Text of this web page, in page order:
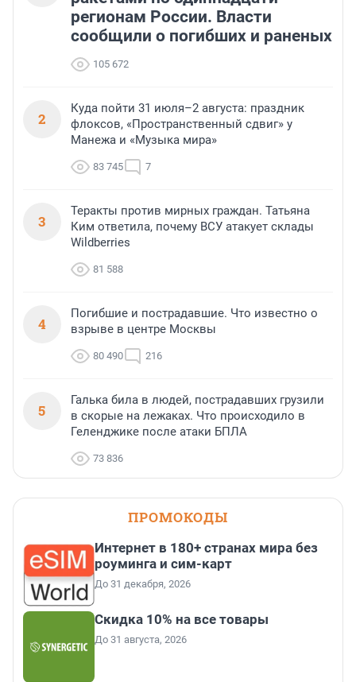
регионам России. Власти
сообщили о погибших и раненых
105 672
2
Куда пойти 31 июля–2 августа: праздник
флоксов, «Пространственный сдвиг» у
Манежа и «Музыка мира»
83 745 7
3
Теракты против мирных граждан. Татьяна
Ким ответила, почему ВСУ атакует склады
Wildberries
81 588
4
Погибшие и пострадавшие. Что известно о
взрыве в центре Москвы
80 490 216
5
Галька била в людей, пострадавших грузили
в скорые на лежаках. Что происходило в
Геленджике после атаки БПЛА
73 836
ПРОМОКОДЫ
Интернет в 180+ странах мира без
роуминга и сим-карт
До 31 декабря, 2026
Скидка 10% на все товары
До 31 августа, 2026